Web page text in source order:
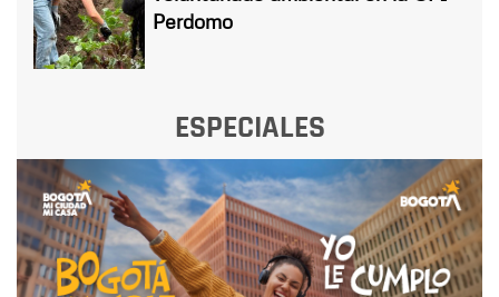
Perdomo
ESPECIALES